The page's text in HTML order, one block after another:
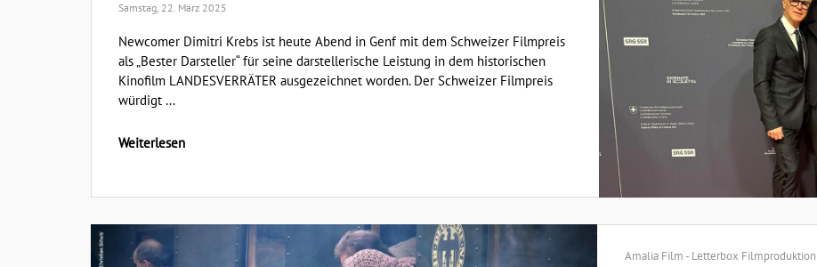
Samstag, 22. März 2025
Newcomer Dimitri Krebs ist heute Abend in Genf mit dem Schweizer Filmpreis
als „Bester Darsteller“ für seine darstellerische Leistung in dem historischen
Kinofilm LANDESVERRÄTER ausgezeichnet worden. Der Schweizer Filmpreis
würdigt ...
Weiterlesen
Amalia Film - Letterbox Filmproduktion